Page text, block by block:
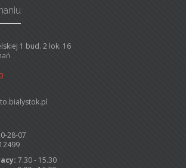
1 bud. 2 lok. 16
28-07
7.30 - 15.30